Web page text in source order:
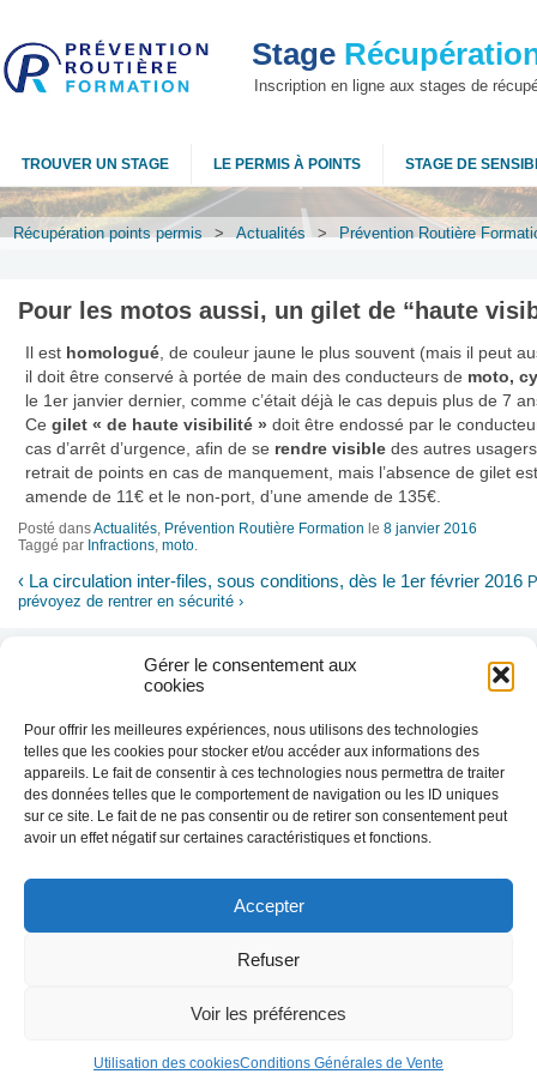
Nous utilisons des cookies afin de réaliser
J'ai compris
Gérer le consentement aux
cookies
Pour offrir les meilleures expériences, nous utilisons des technologies
telles que les cookies pour stocker et/ou accéder aux informations des
appareils. Le fait de consentir à ces technologies nous permettra de traiter
des données telles que le comportement de navigation ou les ID uniques
sur ce site. Le fait de ne pas consentir ou de retirer son consentement peut
avoir un effet négatif sur certaines caractéristiques et fonctions.
Accepter
Refuser
Voir les préférences
Utilisation des cookiesConditions Générales de Vente
Stage
Inscription en ligne aux stages de
TROUVER UN STAGE LE PERMIS À POINTS STAGE DE
Récupération points permis > Actualités > Prévention Routière
Pour les motos aussi, un gilet de “haute
Il est homologué , de couleur jaune le plus souvent (mais il peut
il doit être conservé à portée de main des conducteurs de moto,
le 1er janvier dernier, comme c’était déjà le cas depuis plus de 7
Ce gilet « de haute visibilité » doit être endossé par le
cas d’arrêt d’urgence, afin de se rendre visible des autres
retrait de points en cas de manquement, mais l’absence de gilet
amende de 11€ et le non-port, d’une amende de 135€.
Posté dansActualités, Prévention Routière Formation le 8 janvier 2016
Taggé par Infractions, moto.
‹ La circulation inter-files, sous conditions, dès le 1er février 2016
prévoyez de rentrer en sécurité ›